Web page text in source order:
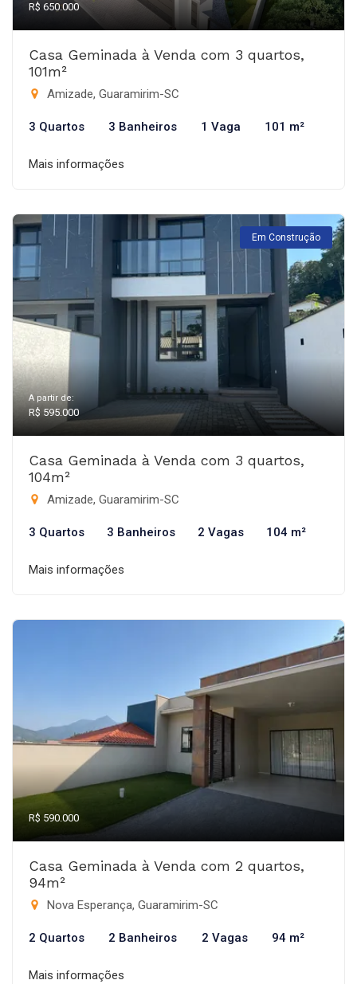
R$ 650.000
Casa Geminada à Venda com 3 quartos,
101m²
Amizade, Guaramirim-SC
3 Quartos 3 Banheiros 1 Vaga 101 m²
Mais informações
Em Construção
A partir de:
R$ 595.000
Casa Geminada à Venda com 3 quartos,
104m²
Amizade, Guaramirim-SC
3 Quartos 3 Banheiros 2 Vagas 104 m²
Mais informações
R$ 590.000
Casa Geminada à Venda com 2 quartos,
94m²
Nova Esperança, Guaramirim-SC
2 Quartos 2 Banheiros 2 Vagas 94 m²
Mais informações